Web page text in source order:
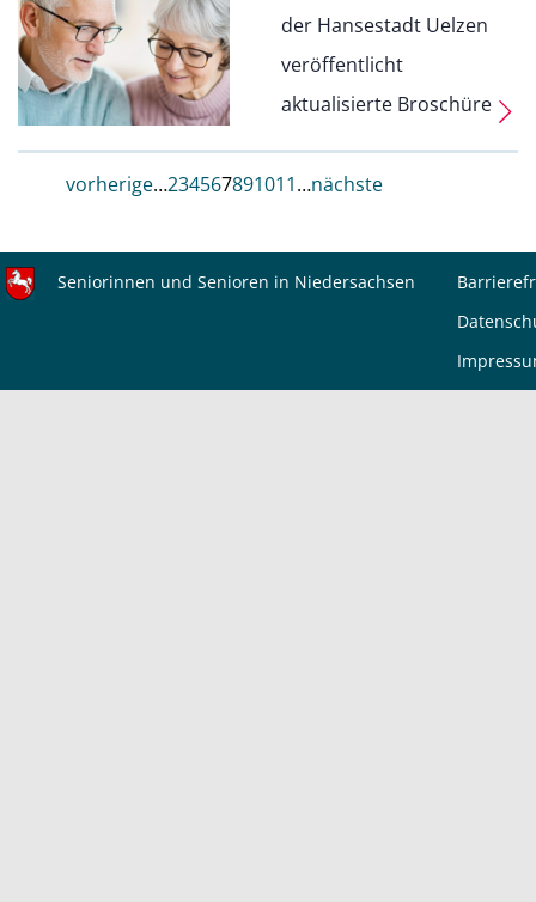
der Hansestadt Uelzen
veröffentlicht
aktualisierte Broschüre
vorherige…234567891011…nächste
Seniorinnen und Senioren in Niedersachsen